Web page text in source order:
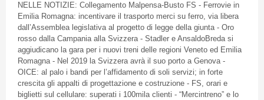
NELLE NOTIZIE: Collegamento Malpensa-Busto FS - Ferroviein
Emilia Romagna: incentivare il trasportomerci su ferro, via libera
dall’Assemblea legislativaal progetto di legge della giunta- Oro
rosso dalla Campania alla Svizzera- Stadlere AnsaldoBreda si
aggiudicanola garaper i nuovi treni delle regioni Veneto ed Emilia
Romagna- Nel 2019 la Svizzera avrà il suo portoa Genova-
OICE: al paloi bandi per l’affidamento di soli servizi; in forte
crescita gli appalti di progettazionee costruzione- FS, orari e
biglietti sul cellulare: superati i 100mila clienti - “Mercintreno”e lo